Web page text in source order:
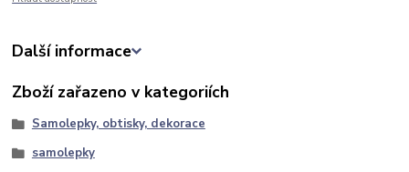
Další informace
Zboží zařazeno v kategoriích
Samolepky, obtisky, dekorace
samolepky